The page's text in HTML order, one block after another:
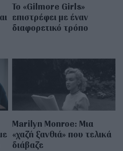
Το «Gilmore Girls»
επιστρέφει με έναν
διαφορετικό τρόπο
Marilyn Monroe: Μια
«χαζή ξανθιά» που τελικά
διάβαζε